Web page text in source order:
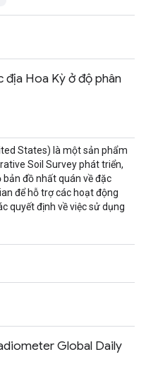
địa Hoa Kỳ ở độ phân
States) là một sản phẩm
Soil Survey phát triển,
đồ nhất quán về đặc
để hỗ trợ các hoạt động
quyết định về việc sử dụng
Global Daily